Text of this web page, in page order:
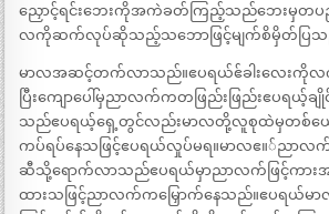
ညှောင့်ရင်းဘေးကိုအကဲခတ်ကြည့်သည်ဘေးမှတ
လကိုဆက်လုပ်ဆိုသည့်သဘောဖြင့်မျက်စိမှိတ်ပြသ
မာလအဆင့်တက်လာသည်။ဧပရယ်ဧ်ခါးလေးကိုလ
ပြီးကျောပေါ်မှညာလက်ကတဖြည်းဖြည်းဧပရယ့်ခ
သည်ဧပရယ့်ရှေ့တွင်လည်းမာလတို့လူစုထဲမှတစ်ယော
ကပ်ရပ်နေသဖြင့်ဧပရယ်လှုပ်မရ။မာလဧ။်ညာလ
ဆီသို့ရောက်လာသည်ဧပရယ်မှာညာလက်ဖြင့်ကာ
ထားသဖြင့်ညာလက်ကမြှောက်နေသည်။ဧပရယ်မ